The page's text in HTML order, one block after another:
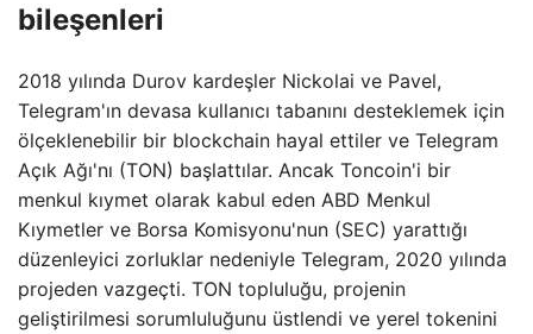
bileşenleri
2018 yılında Durov kardeşler Nickolai ve Pavel,
Telegram'ın devasa kullanıcı tabanını desteklemek için
ölçeklenebilir bir blockchain hayal ettiler ve Telegram
Açık Ağı'nı (TON) başlattılar. Ancak Toncoin'i bir
menkul kıymet olarak kabul eden ABD Menkul
Kıymetler ve Borsa Komisyonu'nun (SEC) yarattığı
düzenleyici zorluklar nedeniyle Telegram, 2020 yılında
projeden vazgeçti. TON topluluğu, projenin
geliştirilmesi sorumluluğunu üstlendi ve yerel tokenini